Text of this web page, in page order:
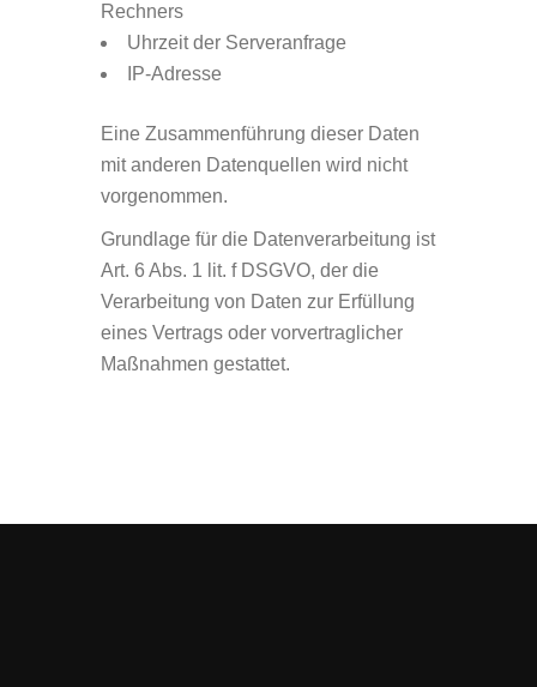
Rechners
Uhrzeit der Serveranfrage
IP-Adresse
Eine Zusammenführung dieser Daten
mit anderen Datenquellen wird nicht
vorgenommen.
Grundlage für die Datenverarbeitung ist
Art. 6 Abs. 1 lit. f DSGVO, der die
Verarbeitung von Daten zur Erfüllung
eines Vertrags oder vorvertraglicher
Maßnahmen gestattet.